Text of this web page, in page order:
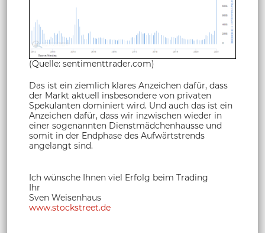
(Quelle: sentimenttrader.com)
Das ist ein ziemlich klares Anzeichen dafür, dass
der Markt aktuell insbesondere von privaten
Spekulanten dominiert wird. Und auch das ist ein
Anzeichen dafür, dass wir inzwischen wieder in
einer sogenannten Dienstmädchenhausse und
somit in der Endphase des Aufwärtstrends
angelangt sind.
Ich wünsche Ihnen viel Erfolg beim Trading
Ihr
Sven Weisenhaus
www.stockstreet.de